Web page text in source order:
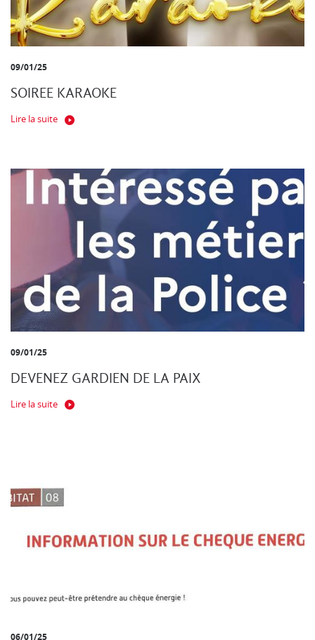
09/01/25
SOIREE KARAOKE
Lire la suite
09/01/25
DEVENEZ GARDIEN DE LA PAIX
Lire la suite
06/01/25